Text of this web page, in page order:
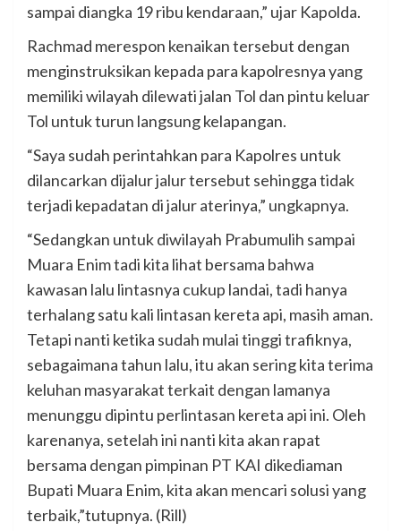
sampai diangka 19 ribu kendaraan,” ujar Kapolda.
Rachmad merespon kenaikan tersebut dengan
menginstruksikan kepada para kapolresnya yang
memiliki wilayah dilewati jalan Tol dan pintu keluar
Tol untuk turun langsung kelapangan.
“Saya sudah perintahkan para Kapolres untuk
dilancarkan dijalur jalur tersebut sehingga tidak
terjadi kepadatan di jalur aterinya,” ungkapnya.
“Sedangkan untuk diwilayah Prabumulih sampai
Muara Enim tadi kita lihat bersama bahwa
kawasan lalu lintasnya cukup landai, tadi hanya
terhalang satu kali lintasan kereta api, masih aman.
Tetapi nanti ketika sudah mulai tinggi trafiknya,
sebagaimana tahun lalu, itu akan sering kita terima
keluhan masyarakat terkait dengan lamanya
menunggu dipintu perlintasan kereta api ini. Oleh
karenanya, setelah ini nanti kita akan rapat
bersama dengan pimpinan PT KAI dikediaman
Bupati Muara Enim, kita akan mencari solusi yang
terbaik,”tutupnya. (Rill)